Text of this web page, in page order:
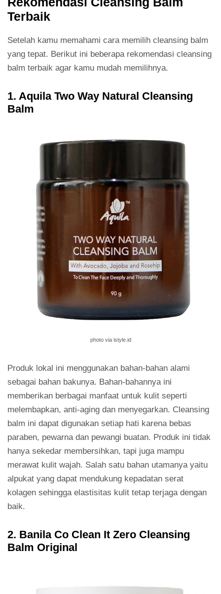
Terbaik
Setelah kamu memahami cara memilih cleansing balm
yang tepat. Berikut ini beberapa rekomendasi cleansing
balm terbaik agar kamu mudah memilihnya.
1. Aquila Two Way Natural Cleansing
Balm
photo via istyle.id
Produk lokal ini menggunakan bahan-bahan alami
sebagai bahan bakunya. Bahan-bahannya ini
memberikan berbagai manfaat untuk kulit seperti
melembapkan, anti-aging dan menyegarkan. Cleansing
balm ini dapat digunakan setiap hati karena bebas
paraben, pewarna dan pewangi buatan. Produk ini tidak
hanya sekedar membersihkan, tapi juga mampu
merawat kulit wajah. Salah satu bahan utamanya yaitu
alpukat yang dapat mendukung kepadatan serat
kolagen sehingga elastisitas kulit tetap terjaga dengan
baik.
2. Banila Co Clean It Zero Cleansing
Balm Original